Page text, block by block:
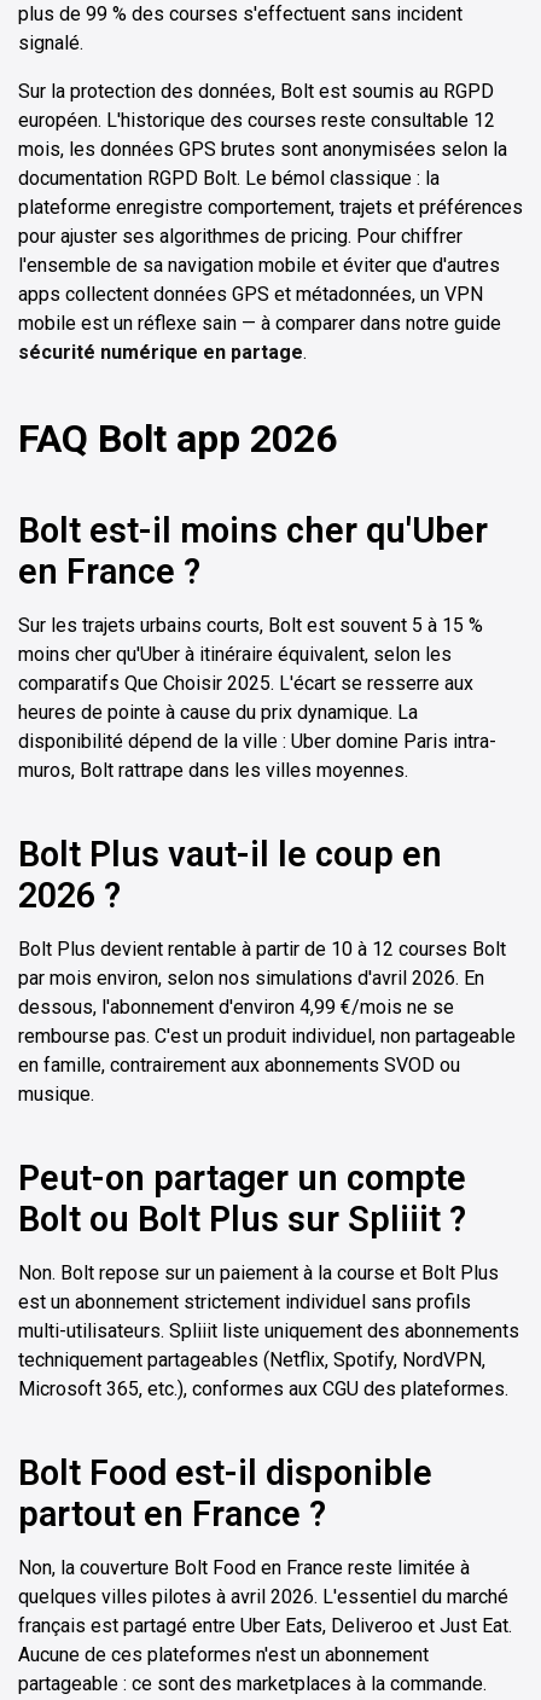
plus de 99 % des courses s'effectuent sans incident
signalé.
Sur la protection des données, Bolt est soumis au RGPD
européen. L'historique des courses reste consultable 12
mois, les données GPS brutes sont anonymisées selon la
documentation RGPD Bolt. Le bémol classique : la
plateforme enregistre comportement, trajets et préférences
pour ajuster ses algorithmes de pricing. Pour chiffrer
l'ensemble de sa navigation mobile et éviter que d'autres
apps collectent données GPS et métadonnées, un VPN
mobile est un réflexe sain — à comparer dans notre guide
sécurité numérique en partage.
FAQ Bolt app 2026
Bolt est-il moins cher qu'Uber
en France ?
Sur les trajets urbains courts, Bolt est souvent 5 à 15 %
moins cher qu'Uber à itinéraire équivalent, selon les
comparatifs Que Choisir 2025. L'écart se resserre aux
heures de pointe à cause du prix dynamique. La
disponibilité dépend de la ville : Uber domine Paris intra-
muros, Bolt rattrape dans les villes moyennes.
Bolt Plus vaut-il le coup en
2026 ?
Bolt Plus devient rentable à partir de 10 à 12 courses Bolt
par mois environ, selon nos simulations d'avril 2026. En
dessous, l'abonnement d'environ 4,99 €/mois ne se
rembourse pas. C'est un produit individuel, non partageable
en famille, contrairement aux abonnements SVOD ou
musique.
Peut-on partager un compte
Bolt ou Bolt Plus sur Spliiit ?
Non. Bolt repose sur un paiement à la course et Bolt Plus
est un abonnement strictement individuel sans profils
multi-utilisateurs. Spliiit liste uniquement des abonnements
techniquement partageables (Netflix, Spotify, NordVPN,
Microsoft 365, etc.), conformes aux CGU des plateformes.
Bolt Food est-il disponible
partout en France ?
Non, la couverture Bolt Food en France reste limitée à
quelques villes pilotes à avril 2026. L'essentiel du marché
français est partagé entre Uber Eats, Deliveroo et Just Eat.
Aucune de ces plateformes n'est un abonnement
partageable : ce sont des marketplaces à la commande.